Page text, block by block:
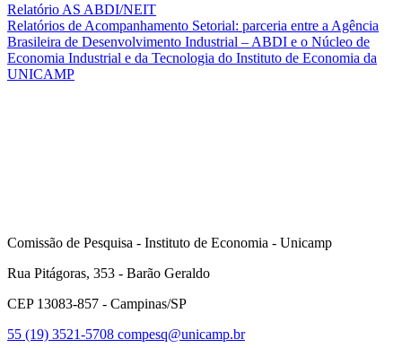
Relatório AS ABDI/NEIT
Relatórios de Acompanhamento Setorial: parceria entre a Agência
Brasileira de Desenvolvimento Industrial – ABDI e o Núcleo de
Economia Industrial e da Tecnologia do Instituto de Economia da
UNICAMP
Comissão de Pesquisa - Instituto de Economia - Unicamp
Rua Pitágoras, 353 - Barão Geraldo
CEP 13083-857 - Campinas/SP
55 (19) 3521-5708 compesq@unicamp.br